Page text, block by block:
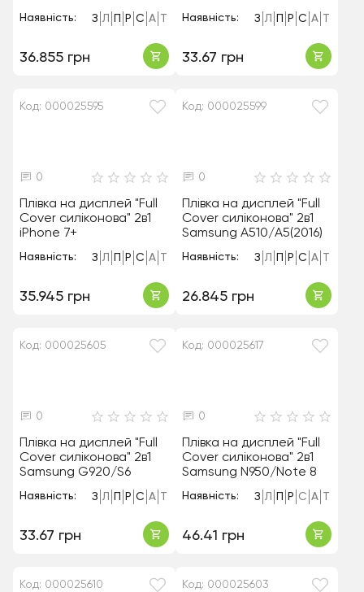
Наявність: З Л П Р С А
36.855 грн
Наявність: З Л П Р С А
33.67 грн
Код: 000025595
0
Плівка на дисплей "Full
Cover силіконова" 2в1
iPhone 7+
Наявність: З Л П Р С А
35.945 грн
Код: 000025599
0
Плівка на дисплей "Full
Cover силіконова" 2в1
Samsung A510/A5(2016)
Наявність: З Л П Р С А
26.845 грн
Код: 000025605
0
Плівка на дисплей "Full
Cover силіконова" 2в1
Samsung G920/S6
Наявність: З Л П Р С А
33.67 грн
Код: 000025617
0
Плівка на дисплей "Full
Cover силіконова" 2в1
Samsung N950/Note 8
Наявність: З Л П Р С А
46.41 грн
Код: 000025610 Код: 000025603